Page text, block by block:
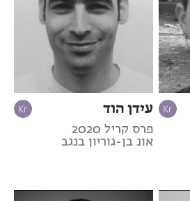
עידן הוד
פרס קריל 2020
אונ בן-גוריון בנגב